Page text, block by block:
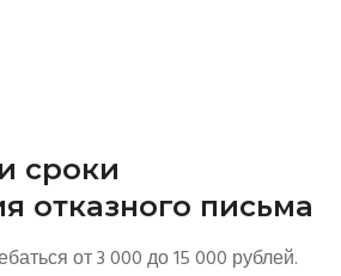
сроки
отказного письма
от 3 000 до 15 000 рублей.